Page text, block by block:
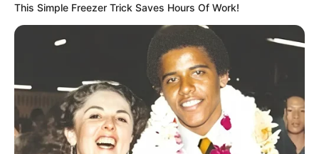
This Simple Freezer Trick Saves Hours Of Work!